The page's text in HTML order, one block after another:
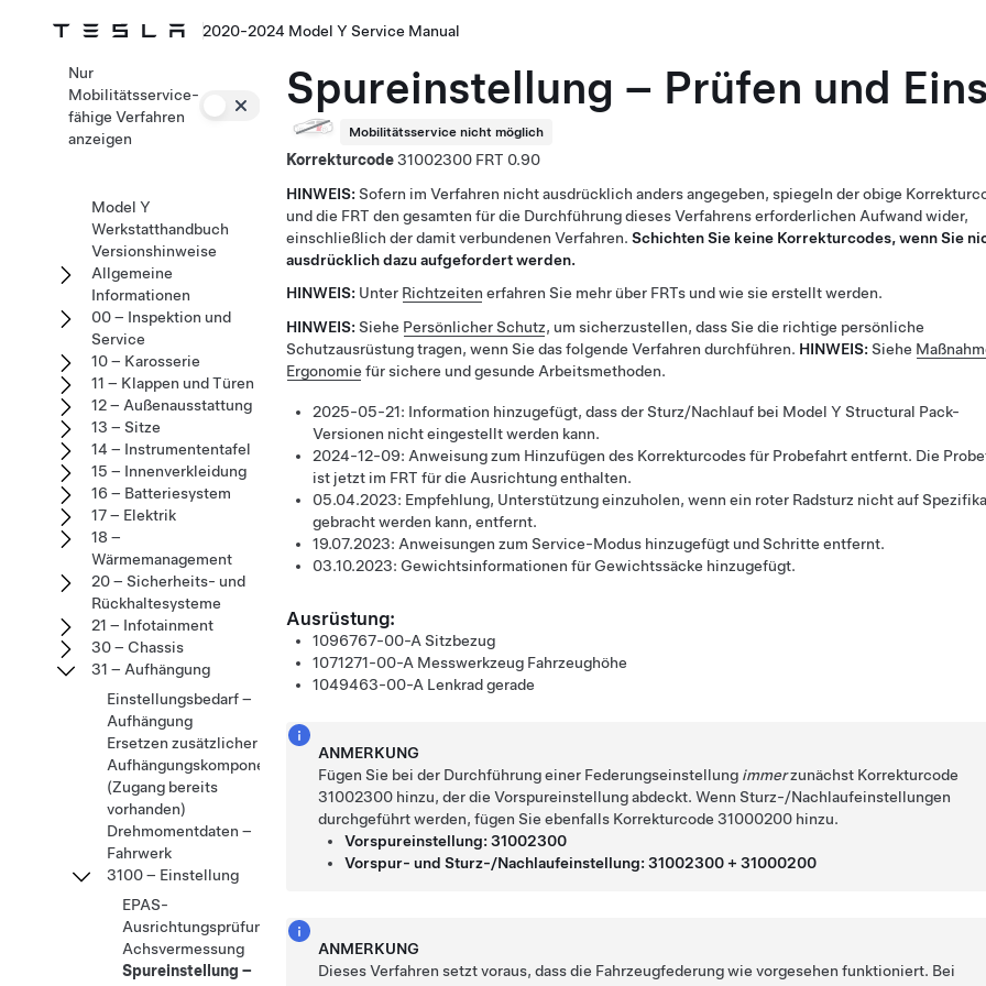
2020-2024 Model Y Service Manual
Spureinstellung – Prüfen und
Mobilitätsservice nicht möglich
Korrekturcode31002300
0.90
HINWEIS: Sofern im Verfahren nicht ausdrücklich anders angegeben, spiegeln der obige
und die FRT den gesamten für die Durchführung dieses Verfahrens erforderlichen Aufwand wider,
einschließlich der damit verbundenen Verfahren. Schichten Sie keine Korrekturcodes, wenn Sie
ausdrücklich dazu aufgefordert werden.
HINWEIS: Unter Richtzeiten erfahren Sie mehr über FRTs und wie sie erstellt werden.
HINWEIS: Siehe Persönlicher Schutz, um sicherzustellen, dass Sie die richtige persönliche
Schutzausrüstung tragen, wenn Sie das folgende Verfahren durchführen. HINWEIS: Siehe
Ergonomie für sichere und gesunde Arbeitsmethoden.
2025-05-21: Information hinzugefügt, dass der Sturz/Nachlauf bei Model Y Structural Pack-
Versionen nicht eingestellt werden kann.
2024-12-09: Anweisung zum Hinzufügen des Korrekturcodes für Probefahrt entfernt. Die
ist jetzt im FRT für die Ausrichtung enthalten.
05.04.2023: Empfehlung, Unterstützung einzuholen, wenn ein roter Radsturz nicht auf
gebracht werden kann, entfernt.
19.07.2023: Anweisungen zum Service-Modus hinzugefügt und Schritte entfernt.
03.10.2023: Gewichtsinformationen für Gewichtssäcke hinzugefügt.
Ausrüstung:
1096767-00-A Sitzbezug
1071271-00-A Messwerkzeug Fahrzeughöhe
1049463-00-A Lenkrad gerade
ANMERKUNG
Fügen Sie bei der Durchführung einer Federungseinstellung immerzunächst Korrekturcode
31002300 hinzu, der die Vorspureinstellung abdeckt. Wenn Sturz-/Nachlaufeinstellungen
durchgeführt werden, fügen Sie ebenfalls Korrekturcode 31000200 hinzu.
Vorspureinstellung: 31002300
Vorspur- und Sturz-/Nachlaufeinstellung: 31002300 + 31000200
ANMERKUNG
Dieses Verfahren setzt voraus, dass die Fahrzeugfederung wie vorgesehen funktioniert. Bei
Nur
Mobilitätsservice-
fähige Verfahren
anzeigen
Model Y
Werkstatthandbuch
Versionshinweise
Allgemeine
Informationen
00 – Inspektion und
Service
10 – Karosserie
11 – Klappen und Türen
12 – Außenausstattung
13 – Sitze
14 – Instrumententafel
15 – Innenverkleidung
16 – Batteriesystem
17 – Elektrik
18 –
Wärmemanagement
20 – Sicherheits- und
Rückhaltesysteme
21 – Infotainment
30 – Chassis
31 – Aufhängung
Einstellungsbedarf –
Aufhängung
Ersetzen zusätzlicher
Aufhängungskomponenten
(Zugang bereits
vorhanden)
Drehmomentdaten –
Fahrwerk
3100 – Einstellung
EPAS-
Ausrichtungsprüfung
Achsvermessung
Spureinstellung –